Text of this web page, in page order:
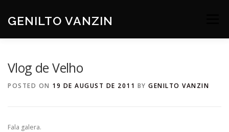
content
GENILTO VANZIN
Vlog de Velho
POSTED ON 19 DE AUGUST DE 2011 BY GENILTO VANZIN
Fala galera.